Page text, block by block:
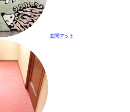
玄関マット